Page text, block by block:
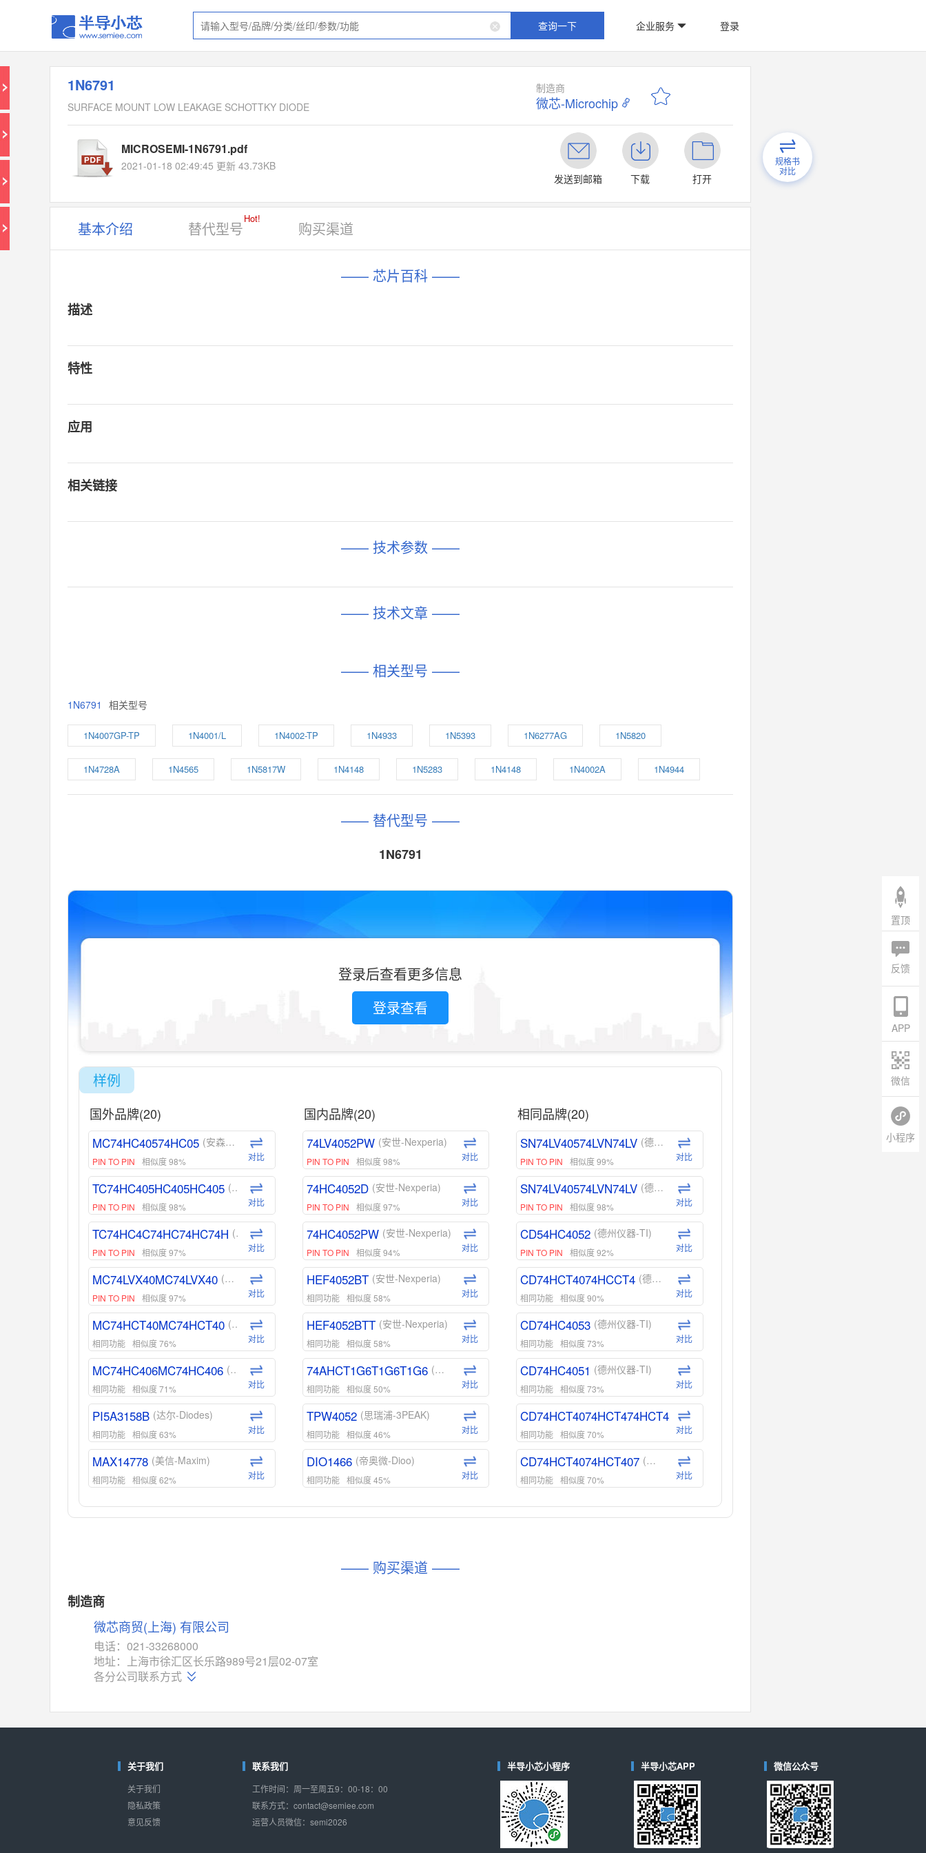
查询一下 企业服务 登录
1N6791
SURFACE MOUNT LOW LEAKAGE SCHOTTKY DIODE
制造商
微芯-Microchip
MICROSEMI-1N6791.pdf
2021-01-18 02:49:45 更新 43.73KB
发送到邮箱
下载 打开
规格书
对比
基本介绍 替代型号
Hot!
购买渠道
—— 芯片百科 ——
描述
特性
应用
相关链接
—— 技术参数 ——
—— 技术文章 ——
—— 相关型号 ——
1N6791 相关型号
1N4007GP-TP 1N4001/L 1N4002-TP 1N4933 1N5393 1N6277AG 1N5820
1N4728A 1N4565 1N5817W 1N4148 1N5283 1N4148 1N4002A 1N4944
—— 替代型号 ——
1N6791
登录后查看更多信息
登录查看
样例
国外品牌(20)
MC74HC40574HC05 (安森美-ON)
PIN TO PIN 相似度 98% 对比
TC74HC405HC405HC405 (东芝-Toshiba)
PIN TO PIN 相似度 98% 对比
TC74HC4C74HC74HC74H (东芝-Toshiba)
PIN TO PIN 相似度 97% 对比
MC74LVX40MC74LVX40 (安森美-ON)
PIN TO PIN 相似度 97% 对比
MC74HCT40MC74HCT40 (安森美-ON)
相同功能 相似度 76% 对比
MC74HC406MC74HC406 (安森美-ON)
相同功能 相似度 71% 对比
PI5A3158B (达尔-Diodes)
相同功能 相似度 63% 对比
MAX14778 (美信-Maxim)
相同功能 相似度 62% 对比
ADG1439 (亚德诺-ADI)
对比
MAX14760
M74HC4852 (意法-ST)
相同功能 相似度 52% 对比
对比
ADG784 (亚德诺-ADI)
国内品牌(20)
74LV4052PW (安世-Nexperia)
PIN TO PIN 相似度 98% 对比
74HC4052D (安世-Nexperia)
PIN TO PIN 相似度 97% 对比
74HC4052PW (安世-Nexperia)
PIN TO PIN 相似度 94% 对比
HEF4052BT (安世-Nexperia)
相同功能 相似度 58% 对比
HEF4052BTT (安世-Nexperia)
相同功能 相似度 58% 对比
74AHCT1G6T1G6T1G6 (安世-Nexperia)
相同功能 相似度 50% 对比
TPW4052 (思瑞浦-3PEAK)
相同功能 相似度 46% 对比
DIO1466 (帝奥微-Dioo)
相同功能 相似度 45% 对比
DIO1159 (帝奥微-Dioo)
对比
相似度 44%
相同功能
SGM48753
相同品牌(20)
SN74LV40574LVN74LV (德州仪器-TI)
PIN TO PIN 相似度 99% 对比
SN74LV40574LVN74LV (德州仪器-TI)
PIN TO PIN 相似度 98% 对比
CD54HC4052 (德州仪器-TI)
PIN TO PIN 相似度 92% 对比
CD74HCT4074HCCT4 (德州仪器-TI)
相同功能 相似度 90% 对比
CD74HC4053 (德州仪器-TI)
相同功能 相似度 73% 对比
CD74HC4051 (德州仪器-TI)
相同功能 相似度 73% 对比
CD74HCT4074HCT474HCT4 (德州仪器-TI)
相同功能 相似度 70% 对比
CD74HCT4074HCT407 (德州仪器-TI)
相同功能 相似度 70% 对比
CD74HCT4D74HDCT40 (德州仪器-TI)
对比
—— 购买渠道 ——
制造商
微芯商贸(上海) 有限公司
电话：021-33268000
地址：上海市徐汇区长乐路989号21层02-07室
各分公司联系方式
关于我们
关于我们
隐私政策
意见反馈
联系我们
工作时间：周一至周五9：00-18：00
联系方式：contact@semiee.com
运营人员微信：semi2026
半导小芯小程序 半导小芯APP 微信公众号
置顶
反馈
APP
微信
小程序